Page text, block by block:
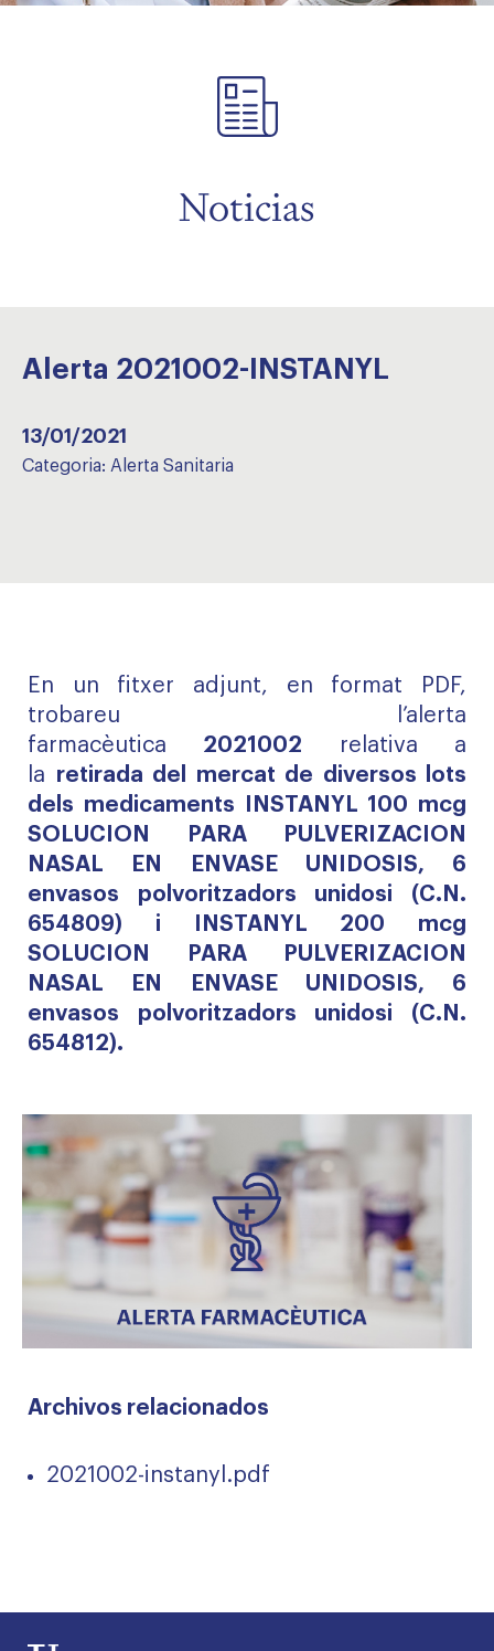
Noticias
Alerta 2021002-INSTANYL
13/01/2021
Categoria: Alerta Sanitaria
Archivos relacionados
2021002-instanyl.pdf
En un fitxer adjunt, en format PDF,
trobareu l’alerta
farmacèutica 2021002
relativa a
la retirada del mercat de diversos lots
dels medicaments INSTANYL 100 mcg
SOLUCION PARA PULVERIZACION
NASAL EN ENVASE UNIDOSIS, 6
envasos polvoritzadors unidosi (C.N.
654809) i INSTANYL 200 mcg
SOLUCION PARA PULVERIZACION
NASAL EN ENVASE UNIDOSIS, 6
envasos polvoritzadors unidosi (C.N.
654812).